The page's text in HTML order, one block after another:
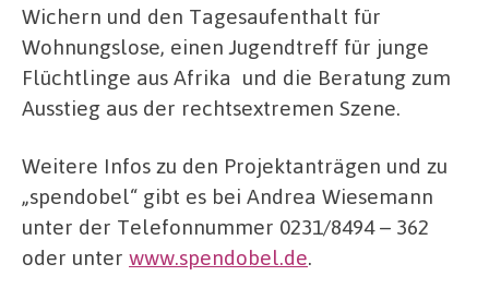
Wichern und den Tagesaufenthalt für
Wohnungslose, einen Jugendtreff für junge
Flüchtlinge aus Afrika und die Beratung zum
Ausstieg aus der rechtsextremen Szene.
Weitere Infos zu den Projektanträgen und zu
„spendobel“ gibt es bei Andrea Wiesemann
unter der Telefonnummer 0231/8494 – 362
oder unter www.spendobel.de.